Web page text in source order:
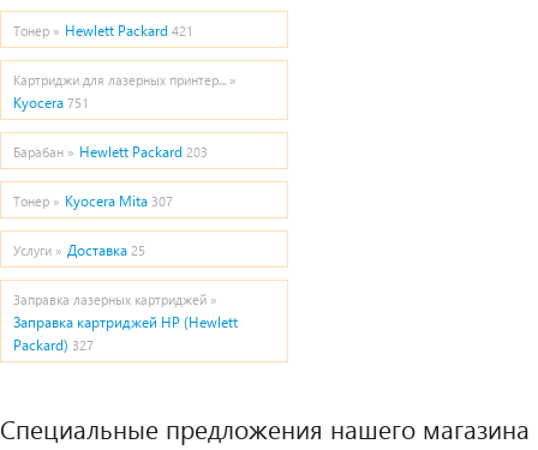
Тонер » Hewlett Packard 421
Картриджи для лазерных принтер... »
Kyocera 751
Барабан » Hewlett Packard 203
Тонер » Kyocera Mita 307
Услуги » Доставка 25
Заправка лазерных картриджей »
Заправка картриджей HP (Hewlett
Packard) 327
Специальные предложения нашего магазина